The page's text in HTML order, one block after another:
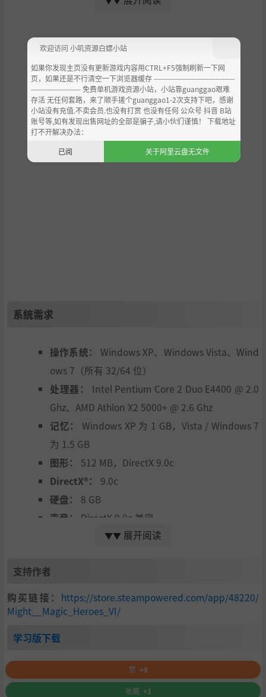
景。借助全新的声誉系统，选择您的道路，承担您的选择
重新发现 M&M 宇宙的丰富性：发现来自亚山世界的奇妙
景观和生物。享受改进的 3D 设计和独家的新动物寓言。
与社区分享：使用全新的智能在线社区界面发布内容并与
您的朋友竞争。
系统需求
操作系统：
Windows XP、Windows Vista、Wind
ows 7（所有 32/64 位）
处理器：
Intel Pentium Core 2 Duo E4400 @ 2.0
Ghz、AMD Athlon X2 5000+ @ 2.6 Ghz
记忆：
Windows XP 为 1 GB，Vista / Windows 7
为 1.5 GB
图形：
512 MB，DirectX 9.0c
DirectX®：
9.0c
硬盘：
8 GB
声音：
DirectX 9.0c 兼容
NVIDIA GeForce™ 9 系列
NVIDIA GeForce™ 200 系列
NVIDIA GeForce™ 400 系列
NVIDIA GeForce™ 500 系列
ATI® RADEON® HD 3000 系列
ATI® RADEON® HD 4000 系列
▼▼ 展开阅读
支持作者
购买链接： https://store.steampowered.com/app/48220/
Might__Magic_Heroes_VI/
学习版下载
赞 +9
收藏 +1
欢迎访问 小叽资源白嫖小站
如果你发现主页没有更新游戏内容用CTRL+F5强制刷新一下网
页，如果还是不行清空一下浏览器缓存 ----------------------------------
--------------------- 免费单机游戏资源小站，小站靠guanggao艰难
存活 无任何套路，来了顺手搓个guanggao1-2次支持下吧，感谢
小站没有充值.不卖会员.也没有打赏 也没有任何 公众号 抖音 B站
账号等,如有发现出售网址的全部是骗子,请小伙们谨慎！ 下载地址
打不开解决办法：
已阅
关于阿里云盘无文件